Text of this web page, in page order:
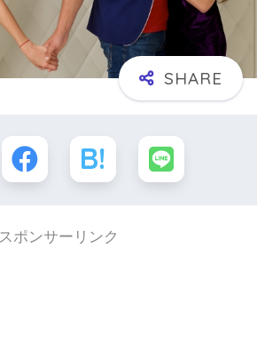
スポンサーリンク